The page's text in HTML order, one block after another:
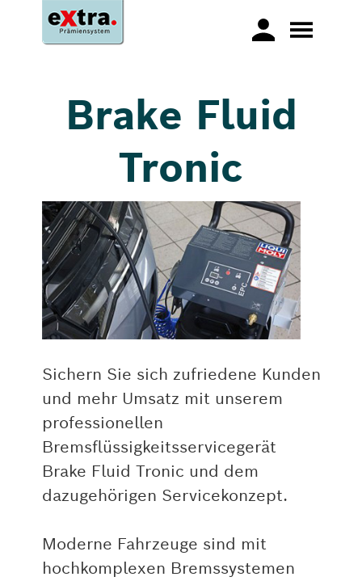
Brake Fluid
Tronic
Sichern Sie sich zufriedene Kunden
und mehr Umsatz mit unserem
professionellen
Bremsflüssigkeitsservicegerät
Brake Fluid Tronic und dem
dazugehörigen Servicekonzept.
Moderne Fahrzeuge sind mit
hochkomplexen Bremssystemen